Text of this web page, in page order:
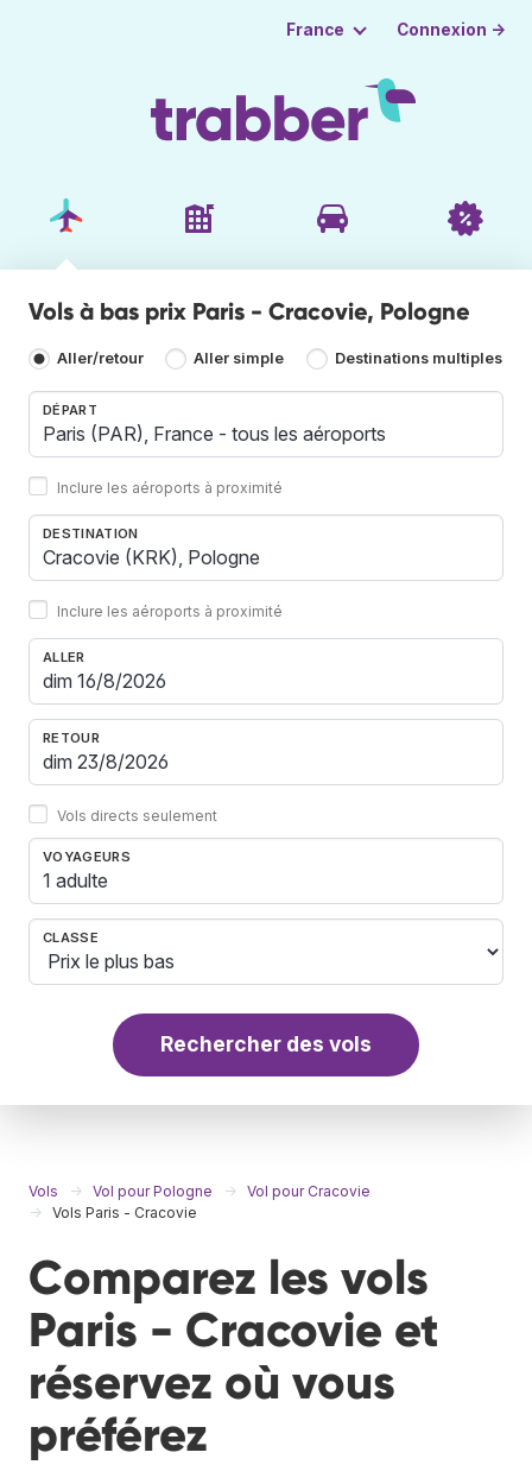
France Connexion →
Vols à bas prix Paris - Cracovie, Pologne
Aller/retour Aller simple Destinations multiples
DÉPART
Inclure les aéroports à proximité
DESTINATION
Inclure les aéroports à proximité
ALLER
RETOUR
Vols directs seulement
VOYAGEURS
1 adulte
CLASSE
Rechercher des vols
Vols Vol pour Pologne
Vol pour Cracovie
Vols Paris - Cracovie
Comparez les vols
Paris - Cracovie et
réservez où vous
préférez